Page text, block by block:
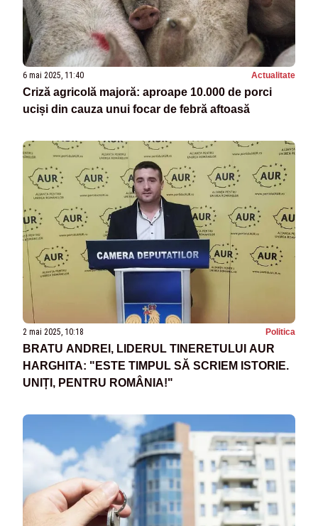
6 mai 2025, 11:40 Actualitate
Criză agricolă majoră: aproape 10.000 de porci
uciși din cauza unui focar de febră aftoasă
2 mai 2025, 10:18 Politica
BRATU ANDREI, LIDERUL TINERETULUI AUR
HARGHITA: "ESTE TIMPUL SĂ SCRIEM ISTORIE.
UNIȚI, PENTRU ROMÂNIA!"